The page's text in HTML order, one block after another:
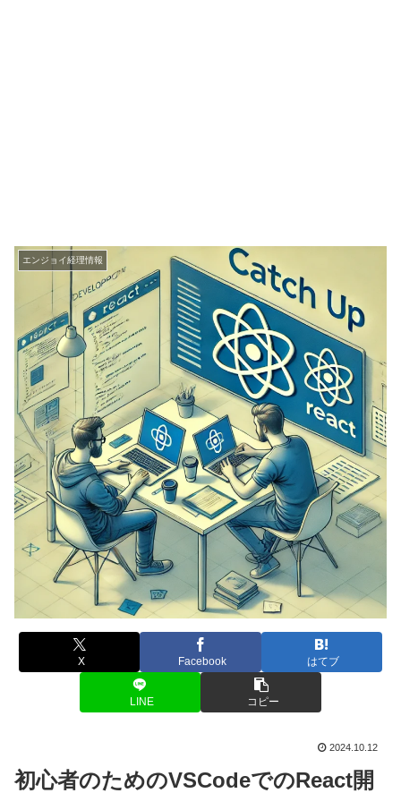
エンジョイ経理情報
X Facebook はてブ
LINE コピー
2024.10.12
初心者のためのVSCodeでのReact開